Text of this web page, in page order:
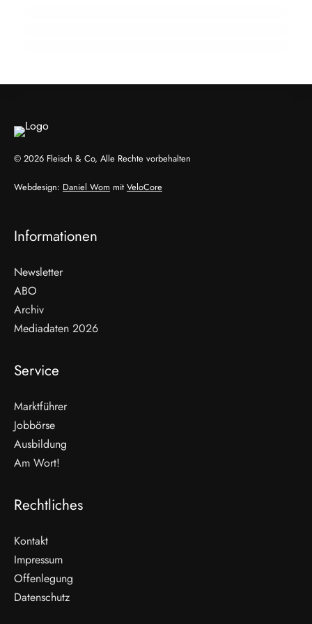
WEITERLESEN
Nicht verpassen
© 2026 Fleisch & Co, Alle Rechte vorbehalten
Webdesign: Daniel Wom mit VeloCore
Informationen
Newsletter
ABO
Archiv
Mediadaten 2026
Service
Marktführer
Jobbörse
Ausbildung
Am Wort!
Rechtliches
Kontakt
Impressum
Offenlegung
Datenschutz